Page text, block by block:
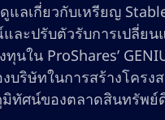
แลเกี่ยวกับเหรียญ
ละปรับตัวรับการเปลี่ย
ทุนใน ProShares’
บริษัทในการสร้างโคร
ทัศน์ของตลาดสินทรัพย์